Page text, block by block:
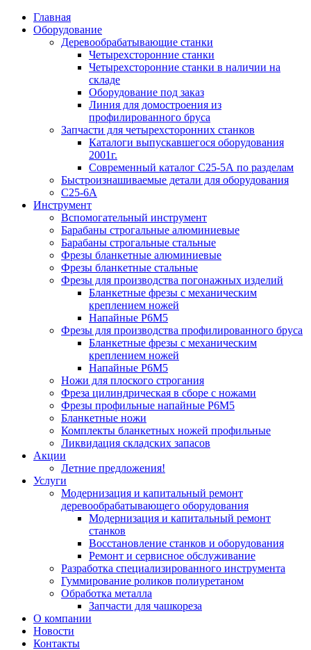
Главная
Оборудование
Деревообрабатывающие станки
Четырехсторонние станки
Четырехсторонние станки в наличии на
складе
Оборудование под заказ
Линия для домостроения из
профилированного бруса
Запчасти для четырехсторонних станков
Каталоги выпускавшегося оборудования
2001г.
Современный каталог С25-5А по разделам
Быстроизнашиваемые детали для оборудования
С25-6А
Инструмент
Вспомогательный инструмент
Барабаны строгальные алюминиевые
Барабаны строгальные стальные
Фрезы бланкетные алюминиевые
Фрезы бланкетные стальные
Фрезы для производства погонажных изделий
Бланкетные фрезы с механическим
креплением ножей
Напайные Р6М5
Фрезы для производства профилированного бруса
Бланкетные фрезы с механическим
креплением ножей
Напайные Р6М5
Ножи для плоского строгания
Фреза цилиндрическая в сборе с ножами
Фрезы профильные напайные Р6М5
Бланкетные ножи
Комплекты бланкетных ножей профильные
Ликвидация складских запасов
Акции
Летние предложения!
Услуги
Модернизация и капитальный ремонт
деревообрабатывающего оборудования
Модернизация и капитальный ремонт
станков
Восстановление станков и оборудования
Ремонт и сервисное обслуживание
Разработка специализированного инструмента
Гуммирование роликов полиуретаном
Обработка металла
Запчасти для чашкореза
О компании
Новости
Контакты